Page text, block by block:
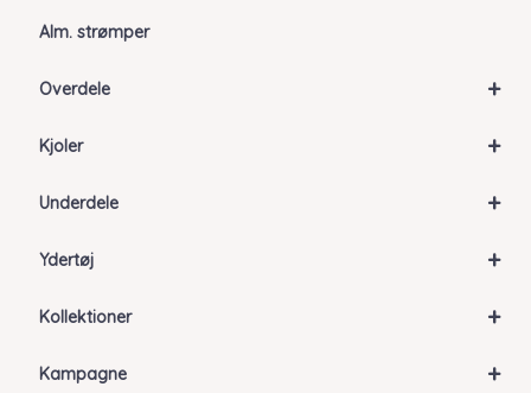
Alm. strømper
+
Overdele
+
Kjoler
+
Underdele
+
Ydertøj
+
Kollektioner
+
Kampagne